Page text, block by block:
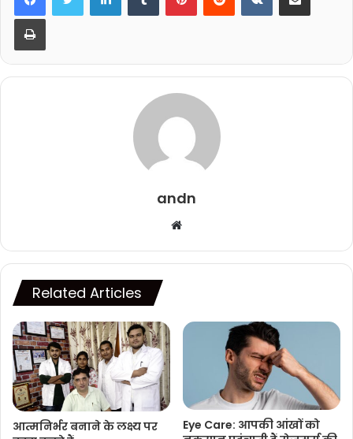
Print
andn
Website
Related Articles
आत्मनिर्भर बनाने के लक्ष्य पर
Eye Care: आपकी आंखों को